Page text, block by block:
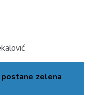
zelena